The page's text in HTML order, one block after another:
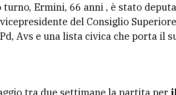
Ermini, 66 anni , è stato
del Consiglio
Avs e una lista civica che porta il
tra due settimane la partita per